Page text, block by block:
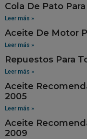
Cola De Pato
Leer más »
Aceite De Motor
Leer más »
Repuestos Para
Leer más »
Aceite
2005
Leer más »
Aceite
2009